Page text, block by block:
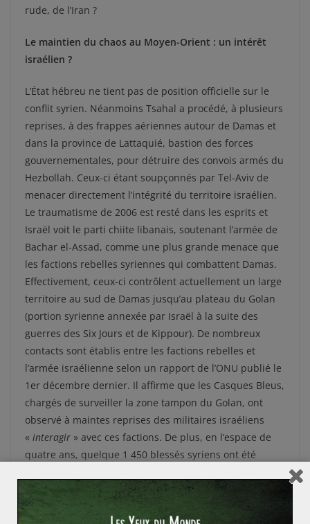
rude, de l’Iran ?
Le maintien du chaos au Moyen-Orient : un intérêt
israélien ?
L’État hébreu ne tient pas de position officielle sur le
conflit syrien. Néanmoins Tsahal a procédé, à plusieurs
reprises, à des frappes aériennes autour de Damas et
dans la province de Lattaquié, bastion des forces
gouvernementales, pour détruire des convois armés du
Hezbollah. Ceux-ci étant soupçonnés par Tel-Aviv de
menacer directement l’intégrité du territoire israélien.
Le traumatisme de 2006 est resté dans les esprits et
Israël voit le parti chiite libanais, soutenant l’armée de
Bachar el-Assad, comme une plus grande menace que
les factions rebelles syriennes qui combattent Damas.
Effectivement, ceux-ci contrôlent actuellement un large
territoire au sud de Damas jusqu’au plateau du Golan
(portion syrienne annexée par Israël à la suite des
guerres des Six Jours et de Kippour). De nombreux
contacts sont établis entre les factions rebelles et
l’armée israélienne selon un rapport de l’ONU publié le
1er décembre dernier. Il affirme que les Casques Bleus,
chargés de surveiller la zone tampon du Golan, ont
observé à maintes reprises des militaires israéliens
« interagir » avec ces factions. De plus, en l’espace de
quatre ans, quelque 1 450 blessés syriens ont été
hôpitaux hébreux. Israël voit donc dans Daech une
menace éloignée sur le terrain mais aussi une source